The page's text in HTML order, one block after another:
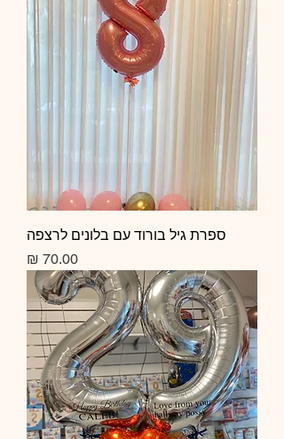
ספרת גיל בורוד עם בלונים לרצפה
מחיר